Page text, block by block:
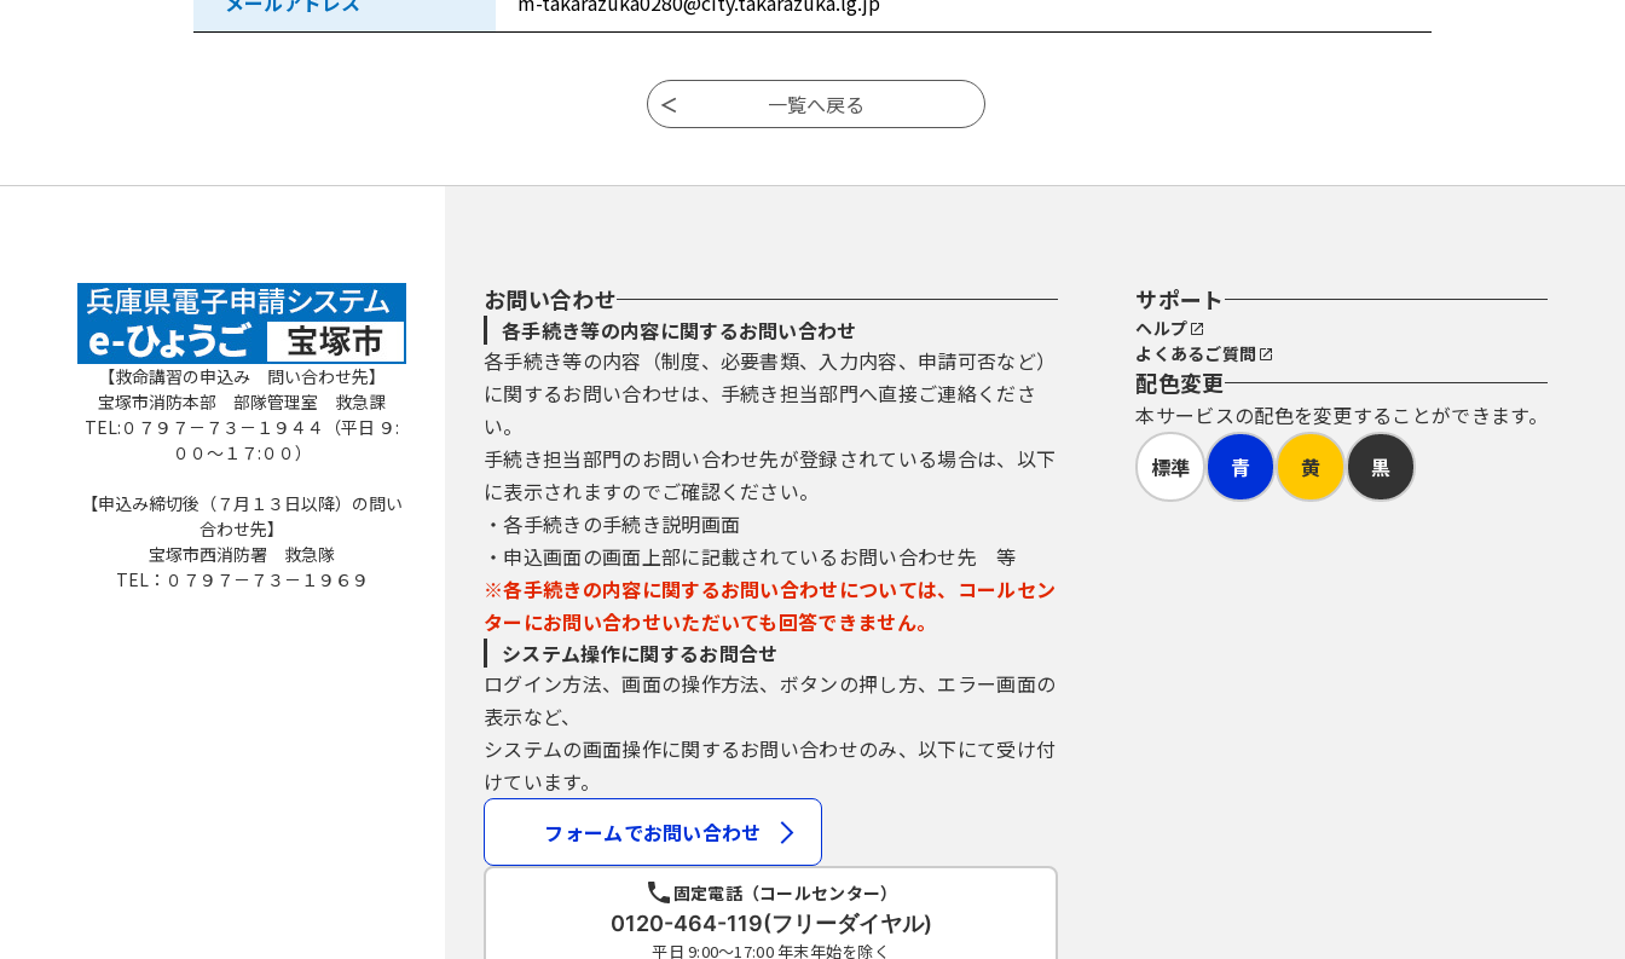
【救命講習の申込み 問い合わせ先】
宝塚市消防本部 部隊管理室 救急課
TEL:０７９７－７３－１９４４（平日 ９:
００～１７:００）
【申込み締切後（７月１３日以降）の問い
合わせ先】
宝塚市西消防署 救急隊
TEL：０７９７－７３－１９６９
お問い合わせ
各手続き等の内容に関するお問い合わせ
各手続き等の内容（制度、必要書類、入力内容、申請可否など）
に関するお問い合わせは、手続き担当部門へ直接ご連絡くださ
い。
手続き担当部門のお問い合わせ先が登録されている場合は、以下
に表示されますのでご確認ください。
・各手続きの手続き説明画面
・申込画面の画面上部に記載されているお問い合わせ先 等
※各手続きの内容に関するお問い合わせについては、コールセン
ターにお問い合わせいただいても回答できません。
システム操作に関するお問合せ
ログイン方法、画面の操作方法、ボタンの押し方、エラー画面の
表示など、
システムの画面操作に関するお問い合わせのみ、以下にて受け付
けています。
フォームでお問い合わせ
固定電話（コールセンター）
0120-464-119(フリーダイヤル)
平日 9:00～17:00 年末年始を除く
サポート
ヘルプ
よくあるご質問
配色変更
本サービスの配色を変更することができます。
標準
青 黄 黒